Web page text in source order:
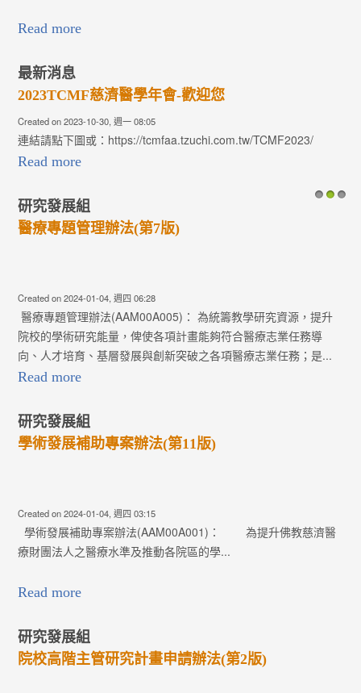
Read more
最新消息
2023TCMF慈濟醫學年會-歡迎您
Created on 2023-10-30, 週一 08:05
連結請點下圖或：https://tcmfaa.tzuchi.com.tw/TCMF2023/
Read more
研究發展組
醫療專題管理辦法(第7版)
Created on 2024-01-04, 週四 06:28
醫療專題管理辦法(AAM00A005)： 為統籌教學研究資源，提升
院校的學術研究能量，俾使各項計畫能夠符合醫療志業任務導
向、人才培育、基層發展與創新突破之各項醫療志業任務；是...
Read more
研究發展組
學術發展補助專案辦法(第11版)
Created on 2024-01-04, 週四 03:15
學術發展補助專案辦法(AAM00A001)： 為提升佛教慈濟醫
療財團法人之醫療水準及推動各院區的學...
Read more
研究發展組
院校高階主管研究計畫申請辦法(第2版)